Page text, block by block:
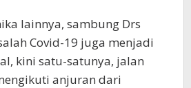
lainnya, sambung Drs
Covid-19 juga menjadi
kini satu-satunya, jalan
anjuran dari